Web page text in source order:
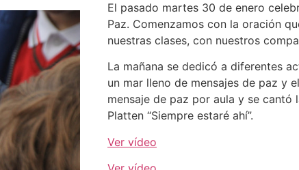
El pasado martes 30 de enero
Paz. Comenzamos con la oración
nuestras clases, con nuestros
La mañana se dedicó a diferentes
un mar lleno de mensajes de paz y
mensaje de paz por aula y se cantó
Platten “Siempre estaré ahí”.
Ver vídeo